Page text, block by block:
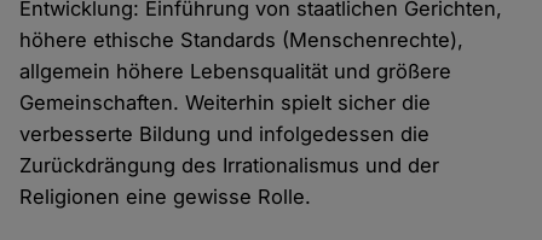
Entwicklung: Einführung von staatlichen Gerichten,
höhere ethische Standards (Menschenrechte),
allgemein höhere Lebensqualität und größere
Gemeinschaften. Weiterhin spielt sicher die
verbesserte Bildung und infolgedessen die
Zurückdrängung des Irrationalismus und der
Religionen eine gewisse Rolle.